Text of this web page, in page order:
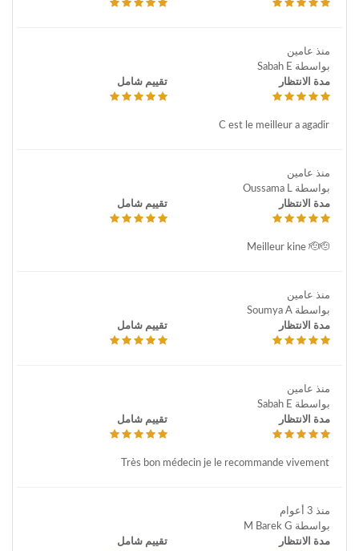
منذ عامين
بواسطة Sabah E
مدة الانتظار
تقييم شامل
C est le meilleur a agadir
منذ عامين
بواسطة Oussama L
مدة الانتظار
تقييم شامل
Meilleur kine 🫡🫡
منذ عامين
بواسطة Soumya A
مدة الانتظار
تقييم شامل
منذ عامين
بواسطة Sabah E
مدة الانتظار
تقييم شامل
Très bon médecin je le recommande vivement
منذ 3 أعوام
بواسطة M Barek G
مدة الانتظار
تقييم شامل